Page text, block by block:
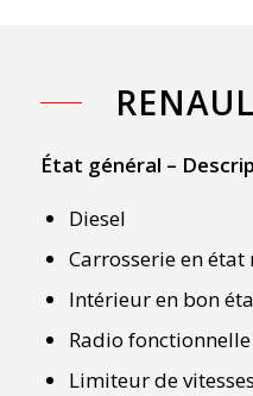
État général –
Diesel
Carrosserie en état
Intérieur en bon
Radio fonctionnelle
Limiteur de vitesses